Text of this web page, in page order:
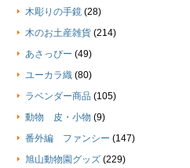
木彫りの手鏡 (28)
木のお土産雑貨 (214)
あさっぴー (49)
ユーカラ織 (80)
ラベンダー商品 (105)
動物 皮・小物 (9)
番外編 ファンシー (147)
旭山動物園グッズ (229)